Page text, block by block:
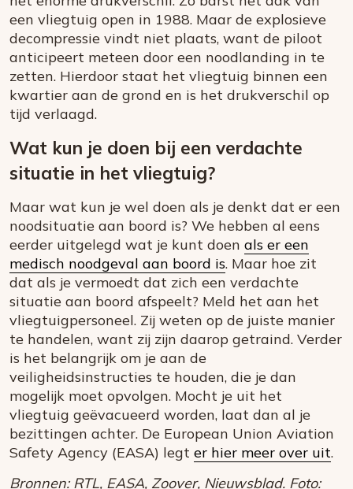
een vliegtuig open in 1988. Maar de explosieve
decompressie vindt niet plaats, want de piloot
anticipeert meteen door een noodlanding in te
zetten. Hierdoor staat het vliegtuig binnen een
kwartier aan de grond en is het drukverschil op
tijd verlaagd.
Wat kun je doen bij een verdachte
situatie in het vliegtuig?
Maar wat kun je wel doen als je denkt dat er een
noodsituatie aan boord is? We hebben al eens
eerder uitgelegd wat je kunt doen als er een
medisch noodgeval aan boord is. Maar hoe zit
dat als je vermoedt dat zich een verdachte
situatie aan boord afspeelt? Meld het aan het
vliegtuigpersoneel. Zij weten op de juiste manier
te handelen, want zij zijn daarop getraind. Verder
is het belangrijk om je aan de
veiligheidsinstructies te houden, die je dan
mogelijk moet opvolgen. Mocht je uit het
vliegtuig geëvacueerd worden, laat dan al je
bezittingen achter. De European Union Aviation
Safety Agency (EASA) legt er hier meer over uit.
Bronnen: RTL, EASA, Zoover, Nieuwsblad. Foto: